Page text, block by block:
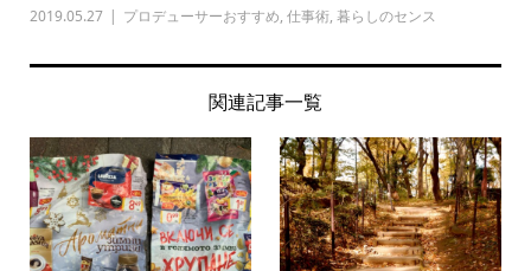
2019.05.27 プロデューサーおすすめ, 仕事術, 暮らしのセンス
関連記事一覧